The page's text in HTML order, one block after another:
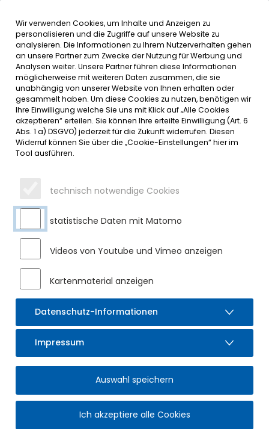
MENÜ
SERVICE
DATUMSMENÜ
JAHR WÄHLEN
MONAT WÄHLEN
Wir verwenden Cookies, um Inhalte und Anzeigen zu
personalisieren und die Zugriffe auf unsere Website zu
analysieren. Die Informationen zu Ihrem Nutzerverhalten gehen
an unsere Partner zum Zwecke der Nutzung für Werbung und
Analysen weiter. Unsere Partner führen diese Informationen
möglicherweise mit weiteren Daten zusammen, die sie
unabhängig von unserer Website von Ihnen erhalten oder
gesammelt haben. Um diese Cookies zu nutzen, benötigen wir
Ihre Einwilligung welche Sie uns mit Klick auf „Alle Cookies
akzeptieren“ erteilen. Sie können Ihre erteilte Einwilligung (Art. 6
Abs. 1 a) DSGVO) jederzeit für die Zukunft widerrufen. Diesen
Widerruf können Sie über die „Cookie-Einstellungen“ hier im
Tool ausführen.
technisch notwendige Cookies
statistische Daten mit Matomo
Videos von Youtube und Vimeo anzeigen
Kartenmaterial anzeigen
Datenschutz-Informationen
Impressum
Auswahl speichern
Ich akzeptiere alle Cookies